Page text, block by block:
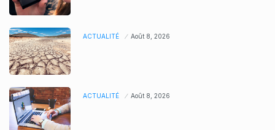
ACTUALITÉ Août 8, 2026
ACTUALITÉ Août 8, 2026